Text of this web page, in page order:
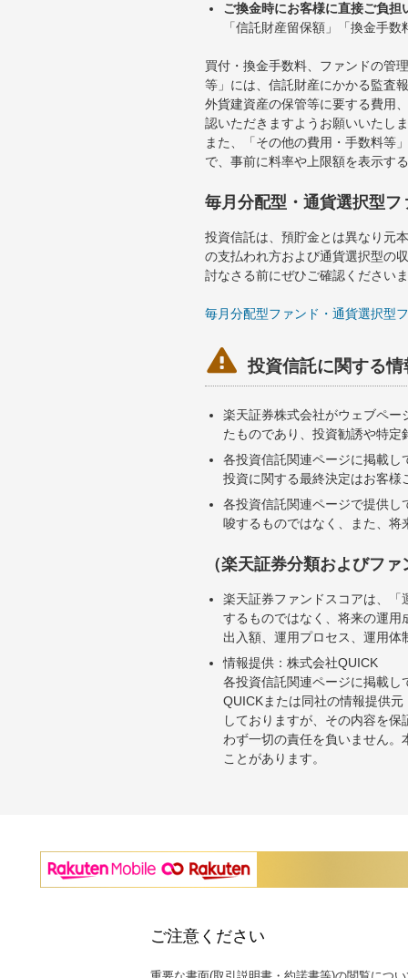
ご換金時にお客様に直接ご負担
「信託財産留保額」「換金手
買付・換金手数料、ファンドの管
等」には、信託財産にかかる監査
外貨建資産の保管等に要する費用
認いただきますようお願いいたし
また、「その他の費用・手数料等
で、事前に料率や上限額を表示す
毎月分配型・通貨選択型
投資信託は、預貯金とは異なり元
の支払われ方および通貨選択型の
討なさる前にぜひご確認ください
毎月分配型ファンド・通貨選択型
 投資信託に関する
楽天証券株式会社がウェブペ
たものであり、投資勧誘や特
各投資信託関連ページに掲載
投資に関する最終決定はお客
各投資信託関連ページで提供
唆するものではなく、また、
（楽天証券分類およびフ
楽天証券ファンドスコアは、
するものではなく、将来の運
出入額、運用プロセス、運用
情報提供：株式会社QUICK
各投資信託関連ページに掲載
QUICKまたは同社の情報提供
しておりますが、その内容を
わず一切の責任を負いません
ことがあります。
ご注意ください